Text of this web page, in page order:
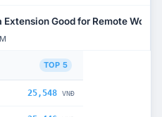
Good for Remote Work?
TOP 5
25,548 VNĐ